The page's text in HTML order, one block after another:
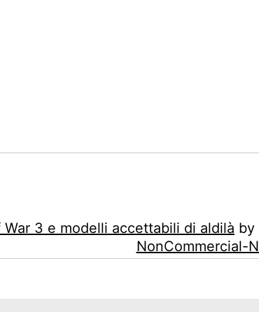
War 3 e modelli accettabili di aldilà by
NonCommercial-